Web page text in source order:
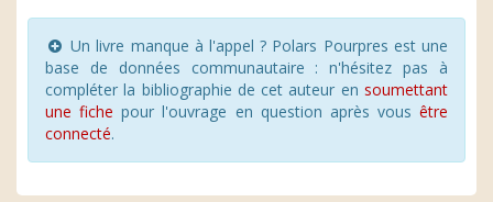
Un livre manque à l'appel ? Polars Pourpres est une
base de données communautaire : n'hésitez pas à
compléter la bibliographie de cet auteur en soumettant
une fiche pour l'ouvrage en question après vous être
connecté.